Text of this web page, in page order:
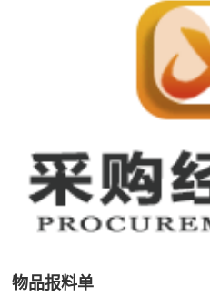
物品报料单